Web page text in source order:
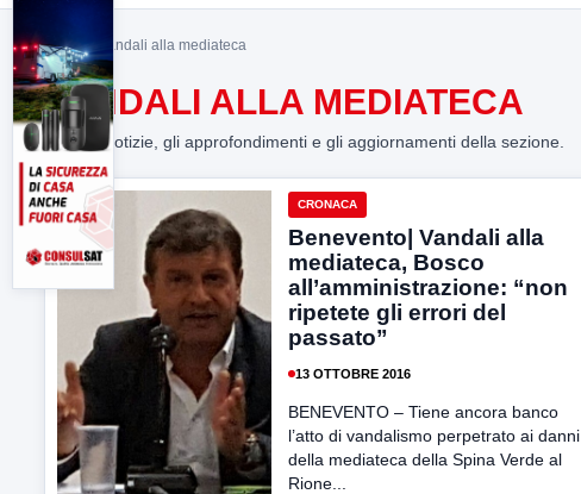
Home> Vandali alla mediateca
VANDALI ALLA MEDIATECA
Tutte le notizie, gli approfondimenti e gli aggiornamenti della sezione.
CRONACA
Benevento| Vandali alla
mediateca, Bosco
all’amministrazione: “non
ripetete gli errori del
passato”
13 OTTOBRE 2016
BENEVENTO – Tiene ancora banco
l’atto di vandalismo perpetrato ai danni
della mediateca della Spina Verde al
Rione...